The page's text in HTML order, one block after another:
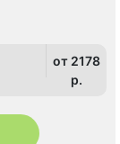
от 2178
p.